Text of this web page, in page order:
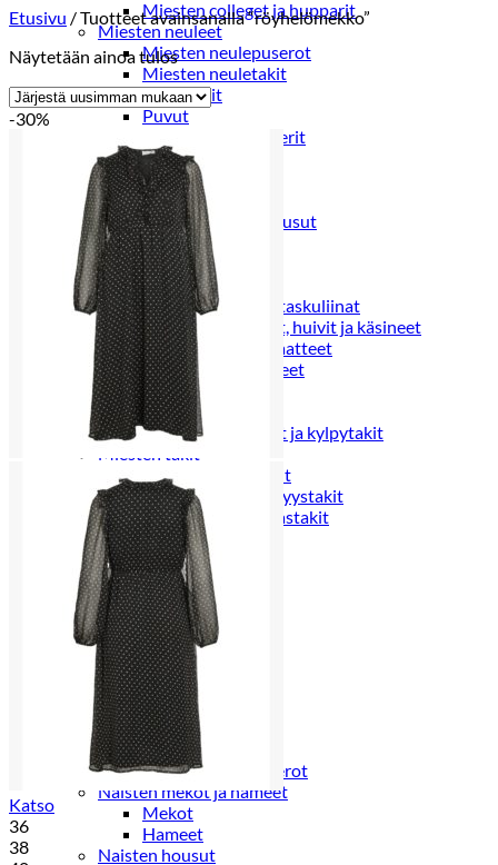
Miesten colleget ja hupparit
Miesten neuleet
Miesten neulepuserot
Miesten neuletakit
Puvut ja blazerit
Puvut
Puvuntakit ja blazerit
Miesten housut
Miesten housut
Miesten farkut
Miesten collegehousut
Miesten shortsit
Miesten asusteet
Vyöt ja olkaimet
Solmiot, rusetit ja taskuliinat
Miesten päähineet, huivit ja käsineet
Miesten yöasut ja alusvaatteet
Miesten alusvaatteet
Miesten sukat
Miesten yöasut
Miesten aamutakit ja kylpytakit
Miesten takit
Miesten nahkatakit
Miesten kevät-ja syystakit
Miesten villakangastakit
Miesten talvitakit
NAISET
Naisten paidat
Naisten colleget
Paidat, tunikat ja jakut
Trikoopaidat
Naisten puserot
Tunikat
Jakut ja liivit
Naisten neuleet
Naisten neuletakit
Naisten neulepuserot
Naisten mekot ja hameet
Mekot
Hameet
Naisten housut
Etusivu /Tuotteet avainsanalla “röyhelömekko”
Näytetään ainoa tulos
-30%
Katso
36
38